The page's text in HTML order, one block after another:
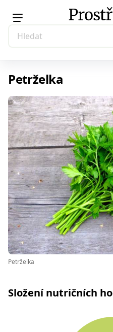
Petrželka
Petrželka
Složení nutričních